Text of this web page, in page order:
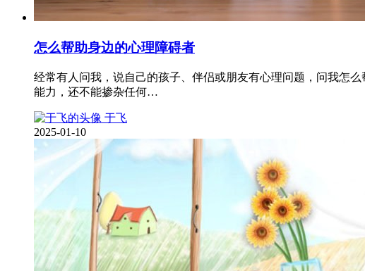
怎么帮助身边的心理障碍者
经常有人问我，说自己的孩子、伴侣或朋友有心理问题，问我怎
能力，还不能掺杂任何…
于飞
2025-01-10